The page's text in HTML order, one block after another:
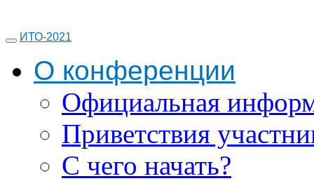
ИТО-2021
О конференции
Официальная
Приветствия
С чего начать?